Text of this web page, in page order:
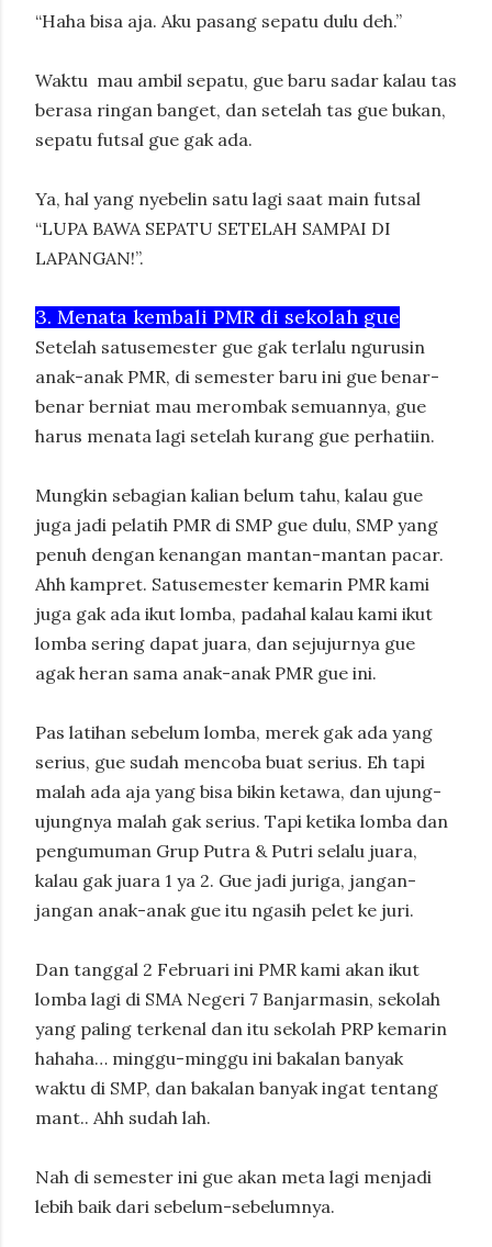
“Haha bisa aja. Aku pasang sepatu dulu deh.”
Waktu mau ambil sepatu, gue baru sadar kalau tas
berasa ringan banget, dan setelah tas gue bukan,
sepatu futsal gue gak ada.
Ya, hal yang nyebelin satu lagi saat main futsal
“LUPA BAWA SEPATU SETELAH SAMPAI DI
LAPANGAN!”.
3. Menata kembali PMR di sekolah gue
Setelah satusemester gue gak terlalu ngurusin
anak-anak PMR, di semester baru ini gue benar-
benar berniat mau merombak semuannya, gue
harus menata lagi setelah kurang gue perhatiin.
Mungkin sebagian kalian belum tahu, kalau gue
juga jadi pelatih PMR di SMP gue dulu, SMP yang
penuh dengan kenangan mantan-mantan pacar.
Ahh kampret. Satusemester kemarin PMR kami
juga gak ada ikut lomba, padahal kalau kami ikut
lomba sering dapat juara, dan sejujurnya gue
agak heran sama anak-anak PMR gue ini.
Pas latihan sebelum lomba, merek gak ada yang
serius, gue sudah mencoba buat serius. Eh tapi
malah ada aja yang bisa bikin ketawa, dan ujung-
ujungnya malah gak serius. Tapi ketika lomba dan
pengumuman Grup Putra & Putri selalu juara,
kalau gak juara 1 ya 2. Gue jadi juriga, jangan-
jangan anak-anak gue itu ngasih pelet ke juri.
Dan tanggal 2 Februari ini PMR kami akan ikut
lomba lagi di SMA Negeri 7 Banjarmasin, sekolah
yang paling terkenal dan itu sekolah PRP kemarin
hahaha… minggu-minggu ini bakalan banyak
waktu di SMP, dan bakalan banyak ingat tentang
mant.. Ahh sudah lah.
Nah di semester ini gue akan meta lagi menjadi
lebih baik dari sebelum-sebelumnya.